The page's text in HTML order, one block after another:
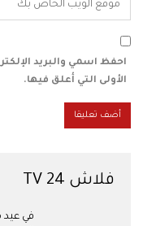
احفظ اسمي والبريد
الأولى التي أعلق فيها.
فلاش 24 TV
في عيد